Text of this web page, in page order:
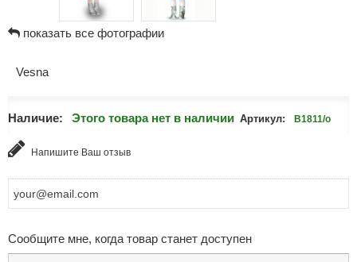
показать все фотографии
Vesna
Наличие: Этого товара нет в наличии Артикул: В1811/о
Напишите Ваш отзыв
Сообщите мне, когда товар станет доступен